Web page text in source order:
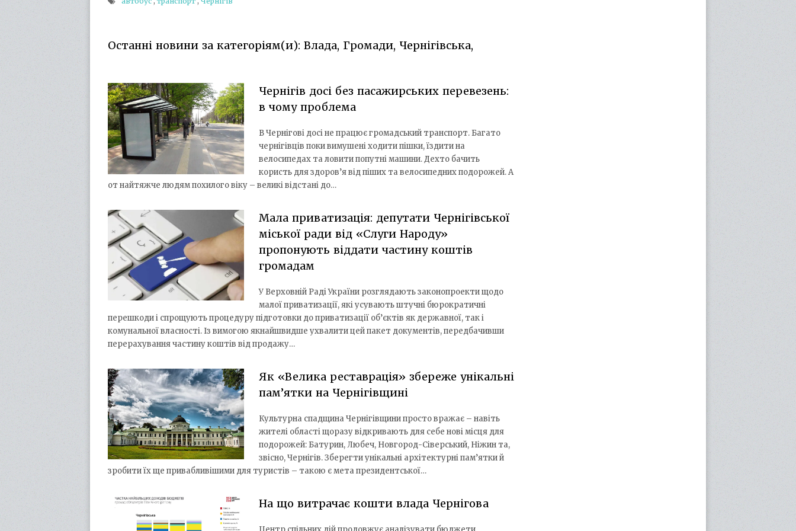
Останні новини за категоріям(и): Влада, Громади, Чернігівська,
Чернігів досі без пасажирських перевезень:
в чому проблема
В Чернігові досі не працює громадський транспорт. Багато
чернігівців поки вимушені ходити пішки, їздити на
велосипедах та ловити попутні машини. Дехто бачить
користь для здоров’я від піших та велосипедних подорожей. А
от найтяжче людям похилого віку – великі відстані до…
Мала приватизація: депутати Чернігівської
міської ради від «Слуги Народу»
пропонують віддати частину коштів
громадам
У Верховній Раді України розглядають законопроекти щодо
малої приватизації, які усувають штучні бюрократичні
перешкоди і спрощують процедуру підготовки до приватизації об’єктів як державної, так і
комунальної власності. Із вимогою якнайшвидше ухвалити цей пакет документів, передбачивши
перерахування частину коштів від продажу…
Як «Велика реставрація» збереже унікальні
пам’ятки на Чернігівщині
Культурна спадщина Чернігівщини просто вражає – навіть
жителі області щоразу відкривають для себе нові місця для
подорожей: Батурин, Любеч, Новгород-Сіверський, Ніжин та,
звісно, Чернігів. Зберегти унікальні архітектурні пам’ятки й
зробити їх ще привабливішими для туристів – такою є мета президентської…
На що витрачає кошти влада Чернігова